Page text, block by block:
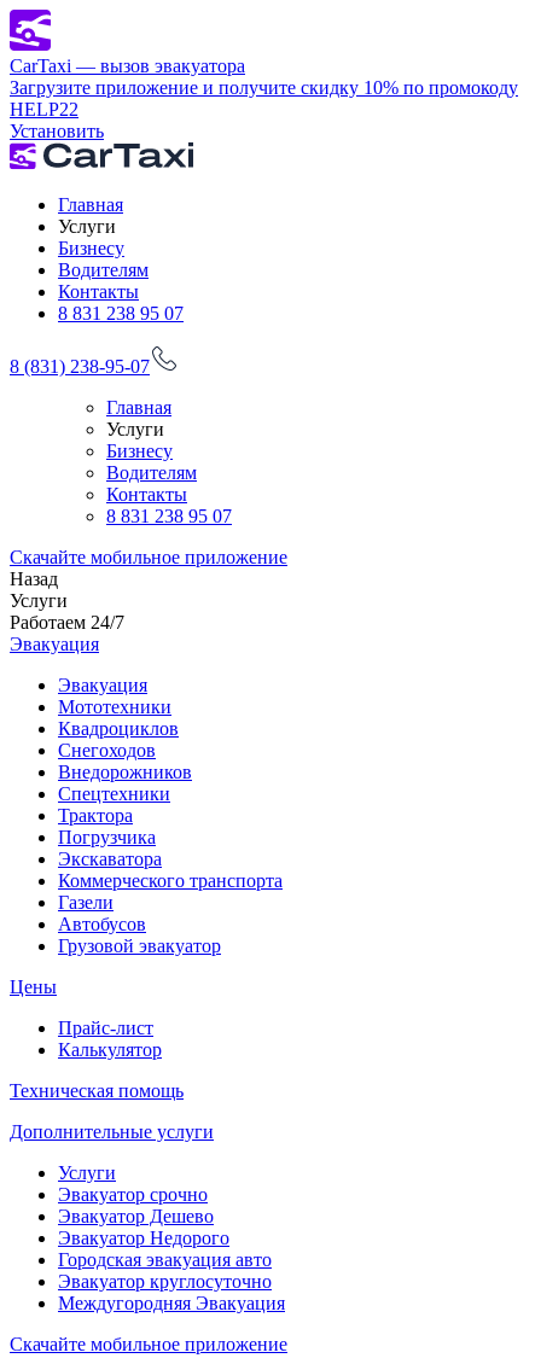
CarTaxi — вызов эвакуатора
Загрузите приложение и получите скидку 10% по промокоду
HELP22
Установить
Главная
Услуги
Бизнесу
Водителям
Контакты
8 831 238 95 07
8 (831) 238-95-07
Главная
Услуги
Бизнесу
Водителям
Контакты
8 831 238 95 07
Скачайте мобильное приложение
Назад
Услуги
Работаем 24/7
Эвакуация
Эвакуация
Мототехники
Квадроциклов
Снегоходов
Внедорожников
Спецтехники
Трактора
Погрузчика
Экскаватора
Коммерческого транспорта
Газели
Автобусов
Грузовой эвакуатор
Цены
Прайс-лист
Калькулятор
Техническая помощь
Дополнительные услуги
Услуги
Эвакуатор срочно
Эвакуатор Дешево
Эвакуатор Недорого
Городская эвакуация авто
Эвакуатор круглосуточно
Междугородняя Эвакуация
Скачайте мобильное приложение